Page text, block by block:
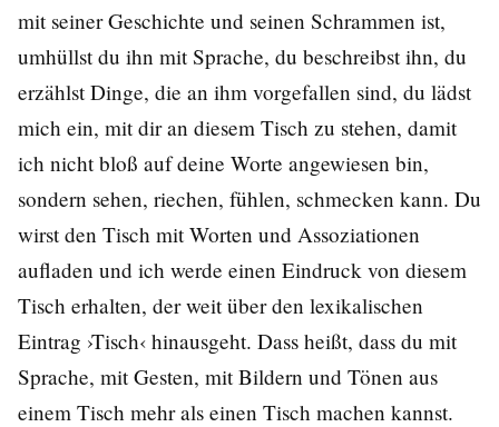
mit seiner Geschichte und seinen Schrammen ist,
umhüllst du ihn mit Sprache, du beschreibst ihn, du
erzählst Dinge, die an ihm vorgefallen sind, du lädst
mich ein, mit dir an diesem Tisch zu stehen, damit
ich nicht bloß auf deine Worte angewiesen bin,
sondern sehen, riechen, fühlen, schmecken kann. Du
wirst den Tisch mit Worten und Assoziationen
aufladen und ich werde einen Eindruck von diesem
Tisch erhalten, der weit über den lexikalischen
Eintrag ›Tisch‹ hinausgeht. Dass heißt, dass du mit
Sprache, mit Gesten, mit Bildern und Tönen aus
einem Tisch mehr als einen Tisch machen kannst.